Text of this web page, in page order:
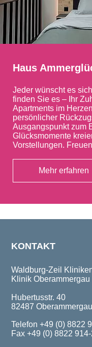
Haus
Jeder wünscht es
finden Sie es – Ihr
Apartments im
persönlicher
Ausgangspunkt zum
Glücksmomente
Vorstellungen.
Mehr erfahren
KONTAKT
Waldburg-Zeil
Klinik Oberammergau
Hubertusstr. 40
82487 Oberammergau
Telefon +49 (0) 8822
Fax +49 (0) 8822